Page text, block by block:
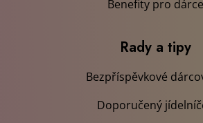
Praha 4 - Chodov
Praha 5 - Zličín
Praha 9 - Černý Most